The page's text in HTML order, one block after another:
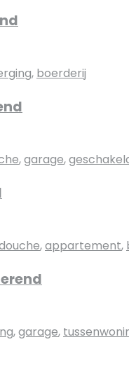
, boerderij
,garage,
,appartement,
,garage,